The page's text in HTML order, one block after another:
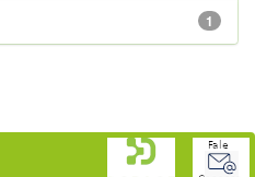
1